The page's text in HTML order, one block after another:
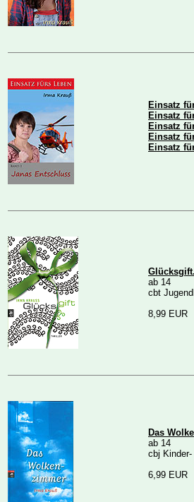
Einsatz
Einsatz
Einsatz
Einsatz
Einsatz
ab 14
cbt
8,99 EUR
Das
ab 14
cbj
6,99 EUR